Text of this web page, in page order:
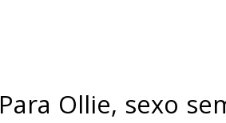
Para Ollie, sexo